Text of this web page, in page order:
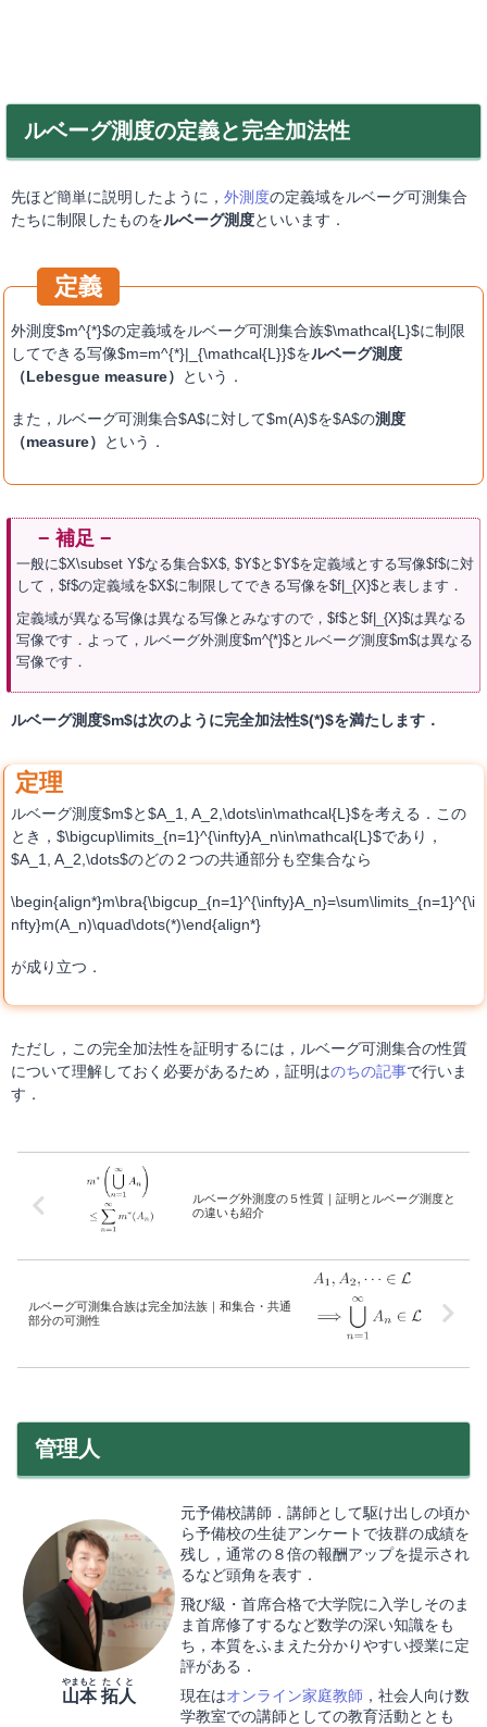
ルベーグ測度の定義と完全加法性
先ほど簡単に説明したように， 外測度の定義域をルベーグ可測集合
たちに制限したものをルベーグ測度といいます．
外測度$m^{*}$の定義域をルベーグ可測集合族$\mathcal{L}$に制限
してできる写像$m=m^{*}|_{\mathcal{L}}$をルベーグ測度
（Lebesgue measure）
という．
また，ルベーグ可測集合$A$に対して$m(A)$を$A$の測度
（measure）
という．
一般に$X\subset Y$なる集合$X$, $Y$と$Y$を定義域とする写像$f$に対
して，$f$の定義域を$X$に制限してできる写像を$f|_{X}$と表します．
定義域が異なる写像は異なる写像とみなすので，$f$と$f|_{X}$は異なる
写像です．よって，ルベーグ外測度$m^{*}$とルベーグ測度$m$は異なる
写像です．
ルベーグ測度$m$は次のように完全加法性$(*)$を満たします．
ルベーグ測度$m$と$A_1, A_2,\dots\in\mathcal{L}$を考える．この
とき，$\bigcup\limits_{n=1}^{\infty}A_n\in\mathcal{L}$であり，
$A_1, A_2,\dots$のどの２つの共通部分も空集合なら
\begin{align*}m\bra{\bigcup_{n=1}^{\infty}A_n}=\sum\limits_{n=1}^{\i
nfty}m(A_n)\quad\dots(*)\end{align*}
が成り立つ．
ただし，この完全加法性を証明するには，ルベーグ可測集合の性質
について理解しておく必要があるため，証明はのちの記事で行いま
す．
ルベーグ外測度の５性質｜証明とルベーグ測度と
の違いも紹介
ルベーグ可測集合族は完全加法族｜和集合・共通
部分の可測性
管理人
山本
やまもと
拓人
たくと
元予備校講師．講師として駆け出しの頃か
ら予備校の生徒アンケートで抜群の成績を
残し，通常の８倍の報酬アップを提示され
るなど頭角を表す．
飛び級・首席合格で大学院に入学しそのま
ま首席修了するなど数学の深い知識をも
ち，本質をふまえた分かりやすい授業に定
評がある．
現在はオンライン家庭教師 ，社会人向け数
学教室での講師としての教育活動ととも